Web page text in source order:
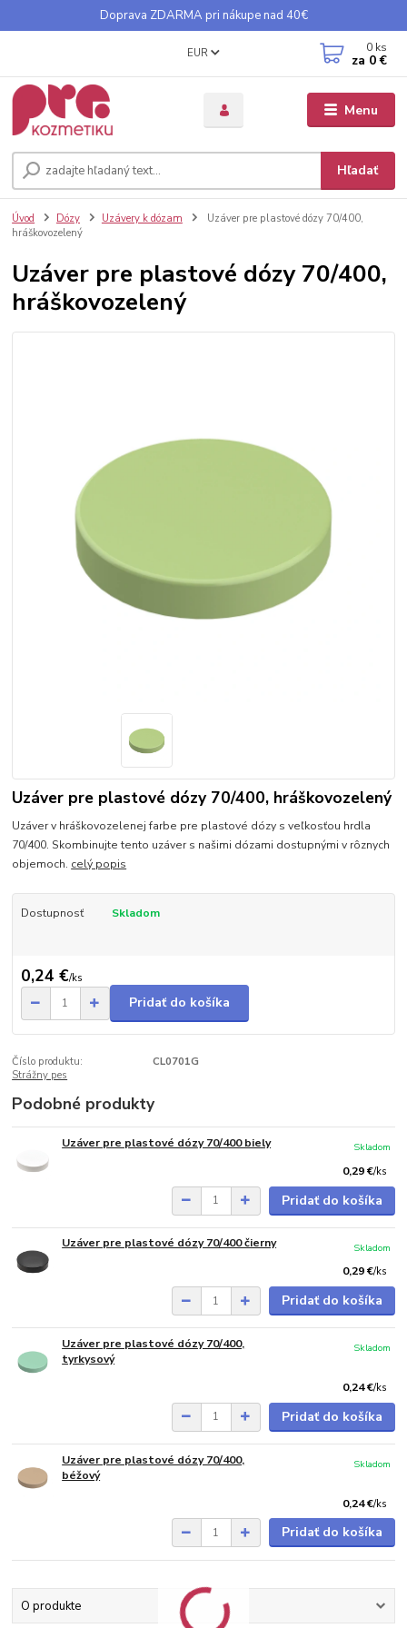
Doprava ZDARMA pri nákupe nad 40€
Menu
EUR
Hľadať
0 ks
za 0 €
Úvod Dózy Uzávery k dózam
Uzáver pre plastové dózy 70/400,
hráškovozelený
Uzáver pre plastové dózy 70/400,
hráškovozelený
Uzáver pre plastové dózy 70/400, hráškovozelený
Uzáver v hráškovozelenej farbe pre plastové dózy s veľkosťou hrdla
70/400. Skombinujte tento uzáver s našimi dózami dostupnými v rôznych
objemoch. celý popis
Dostupnosť Skladom
0,24 €/ks
Pridať do košíka
Číslo produktu:
CL0701G
Strážny pes
Podobné produkty
Uzáver pre plastové dózy 70/400 biely
0,29 €/ks
Skladom
Pridať do košíka
Uzáver pre plastové dózy 70/400 čierny
0,29 €/ks
Skladom
Pridať do košíka
Uzáver pre plastové dózy 70/400,
tyrkysový
0,24 €/ks
Skladom
Pridať do košíka
Uzáver pre plastové dózy 70/400,
béžový
0,24 €/ks
Skladom
Pridať do košíka
O produkte